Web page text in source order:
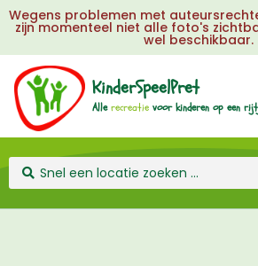
Wegens problemen met
zijn momenteel niet alle foto's
wel beschikbaar.
KinderSpeelPret
Alle
tie
voor kinderen op een